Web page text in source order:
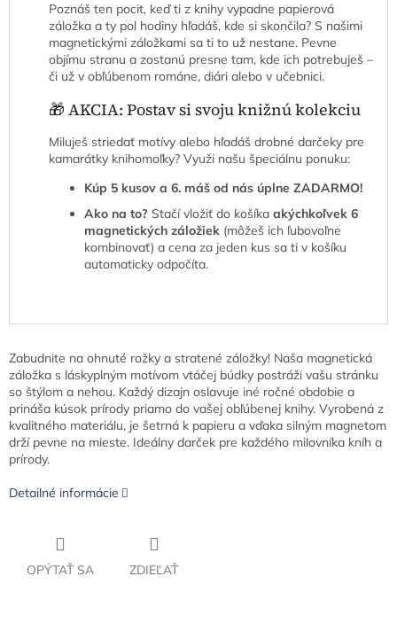
Poznáš ten pocit, keď ti z knihy vypadne papierová
záložka a ty pol hodiny hľadáš, kde si skončila? S našimi
magnetickými záložkami sa ti to už nestane. Pevne
objímu stranu a zostanú presne tam, kde ich potrebuješ –
či už v obľúbenom románe, diári alebo v učebnici.
🎁 AKCIA: Postav si svoju knižnú kolekciu
Miluješ striedať motívy alebo hľadáš drobné darčeky pre
kamarátky knihomoľky? Využi našu špeciálnu ponuku:
Kúp 5 kusov a 6. máš od nás úplne ZADARMO!
Ako na to? Stačí vložiť do košíka akýchkoľvek 6
magnetických záložiek (môžeš ich ľubovoľne
kombinovať) a cena za jeden kus sa ti v košíku
automaticky odpočíta.
Zabudnite na ohnuté rožky a stratené záložky! Naša magnetická
záložka s láskyplným motívom vtáčej búdky postráži vašu stránku
so štýlom a nehou. Každý dizajn oslavuje iné ročné obdobie a
prináša kúsok prírody priamo do vašej obľúbenej knihy. Vyrobená z
kvalitného materiálu, je šetrná k papieru a vďaka silným magnetom
drží pevne na mieste. Ideálny darček pre každého milovníka kníh a
prírody.
Detailné informácie
OPÝTAŤ SA ZDIEĽAŤ